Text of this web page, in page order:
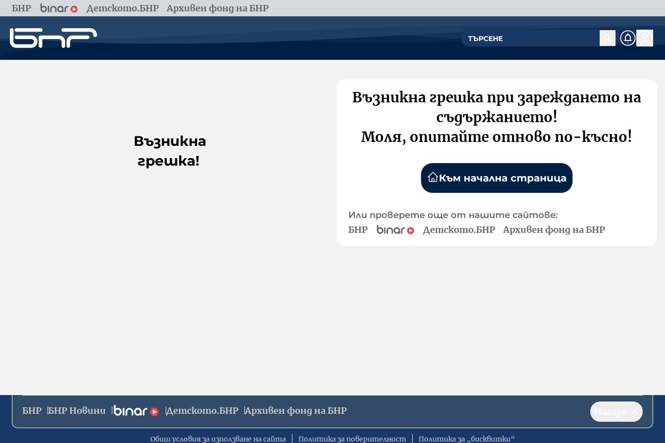
БНР Детското.БНР Архивен фонд на БНР
Възникна
грешка!
Възникна грешка при зареждането на
съдържанието!
Моля, опитайте отново по-късно!
Към начална страница
Или проверете още от нашите сайтове:
БНР Детското.БНР Архивен фонд на БНР
БНР БНР Новини Детското.БНР Архивен фонд на БНР
Общи условия за използване на сайта Политика за поверителност Политика за „бисквитки“